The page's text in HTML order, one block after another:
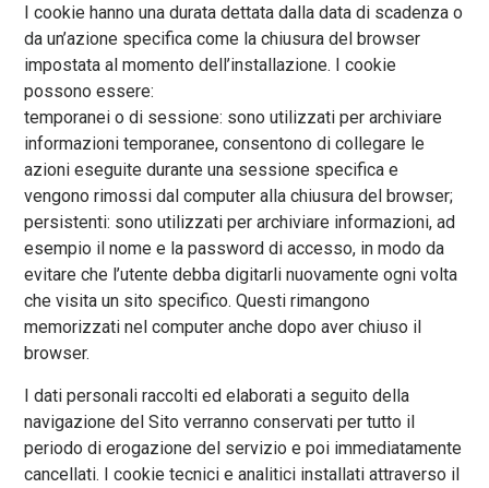
I cookie hanno una durata dettata dalla data di scadenza o
da un’azione specifica come la chiusura del browser
impostata al momento dell’installazione. I cookie
possono essere:
temporanei o di sessione: sono utilizzati per archiviare
informazioni temporanee, consentono di collegare le
azioni eseguite durante una sessione specifica e
vengono rimossi dal computer alla chiusura del browser;
persistenti: sono utilizzati per archiviare informazioni, ad
esempio il nome e la password di accesso, in modo da
evitare che l’utente debba digitarli nuovamente ogni volta
che visita un sito specifico. Questi rimangono
memorizzati nel computer anche dopo aver chiuso il
browser.
I dati personali raccolti ed elaborati a seguito della
navigazione del Sito verranno conservati per tutto il
periodo di erogazione del servizio e poi immediatamente
cancellati. I cookie tecnici e analitici installati attraverso il